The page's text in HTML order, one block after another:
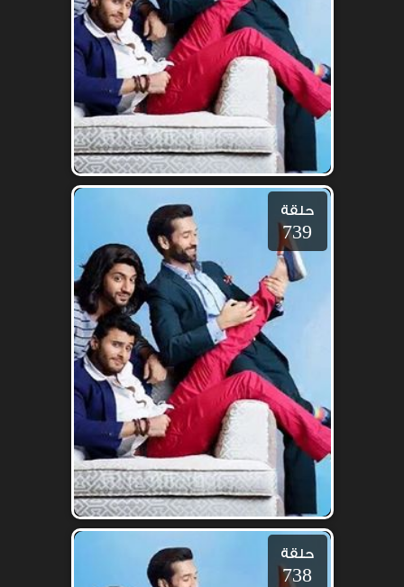
حلقة
739
حلقة
738